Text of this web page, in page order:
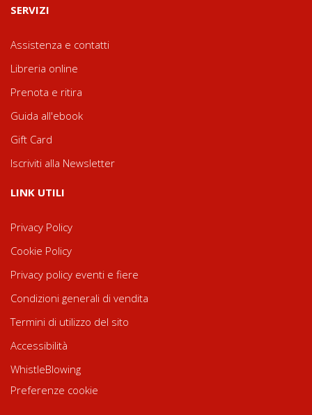
SERVIZI
Assistenza e contatti
Libreria online
Prenota e ritira
Guida all'ebook
Gift Card
Iscriviti alla Newsletter
LINK UTILI
Privacy Policy
Cookie Policy
Privacy policy eventi e fiere
Condizioni generali di vendita
Termini di utilizzo del sito
Accessibilità
WhistleBlowing
Preferenze cookie